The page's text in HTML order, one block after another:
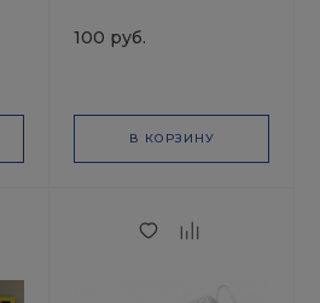
защитным фильтром
1115 STAYER
100 руб.
В КОРЗИНУ